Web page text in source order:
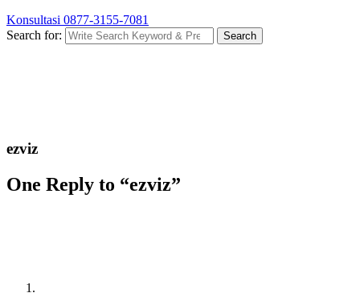
Konsultasi 0877-3155-7081
Search for:
Search
ezviz
One Reply to “ezviz”